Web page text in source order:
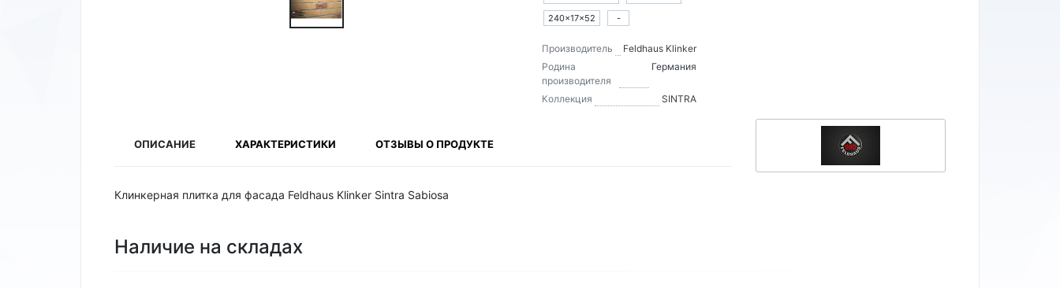
240×17×52
-
Производитель
Feldhaus Klinker
Родина
производителя
Германия
Коллекция SINTRA
ОПИСАНИЕ ХАРАКТЕРИСТИКИ ОТЗЫВЫ О ПРОДУКТЕ
Клинкерная плитка для фасада Feldhaus Klinker Sintra Sabiosa
Наличие на складах